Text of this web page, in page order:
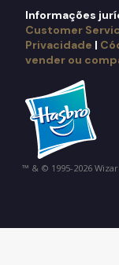
Informações
Customer
Privacidade |
vender ou
™ & © 1995-2026